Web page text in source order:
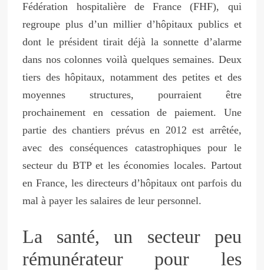
Fédération hospitalière de France (FHF), qui
regroupe plus d’un millier d’hôpitaux publics et
dont le président tirait déjà la sonnette d’alarme
dans nos colonnes voilà quelques semaines. Deux
tiers des hôpitaux, notamment des petites et des
moyennes structures, pourraient être
prochainement en cessation de paiement. Une
partie des chantiers prévus en 2012 est arrêtée,
avec des conséquences catastrophiques pour le
secteur du BTP et les économies locales. Partout
en France, les directeurs d’hôpitaux ont parfois du
mal à payer les salaires de leur personnel.
La santé, un secteur peu
rémunérateur pour les